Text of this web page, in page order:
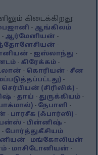
கிடைக்கிறது:
- ஆங்கிலம்
- ஆர்மேனியன் -
-
- ஐஸ்லாந்து -
- கிரேக்கம்-
- கொரியன்- சீன
-
செர்பியன் (சிரிலிக்) -
- தாய் - துருக்கியம்-
- நேபாளி -
- பாரசீக (ஃபார்ஸி)-
- பின்னிஷ் -
- போர்த்துகீசியம்
- மங்கோலியன்
- மாசிடோனியன் -